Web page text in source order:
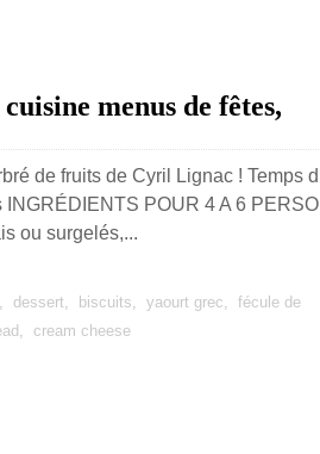
menus de fêtes,
de fruits de Cyril Lignac ! Temps d
POUR 4 A 6 PERSO
ou surgelés,...
, dessert, biscuits, yaourt grec, fécule de
, cream cheese